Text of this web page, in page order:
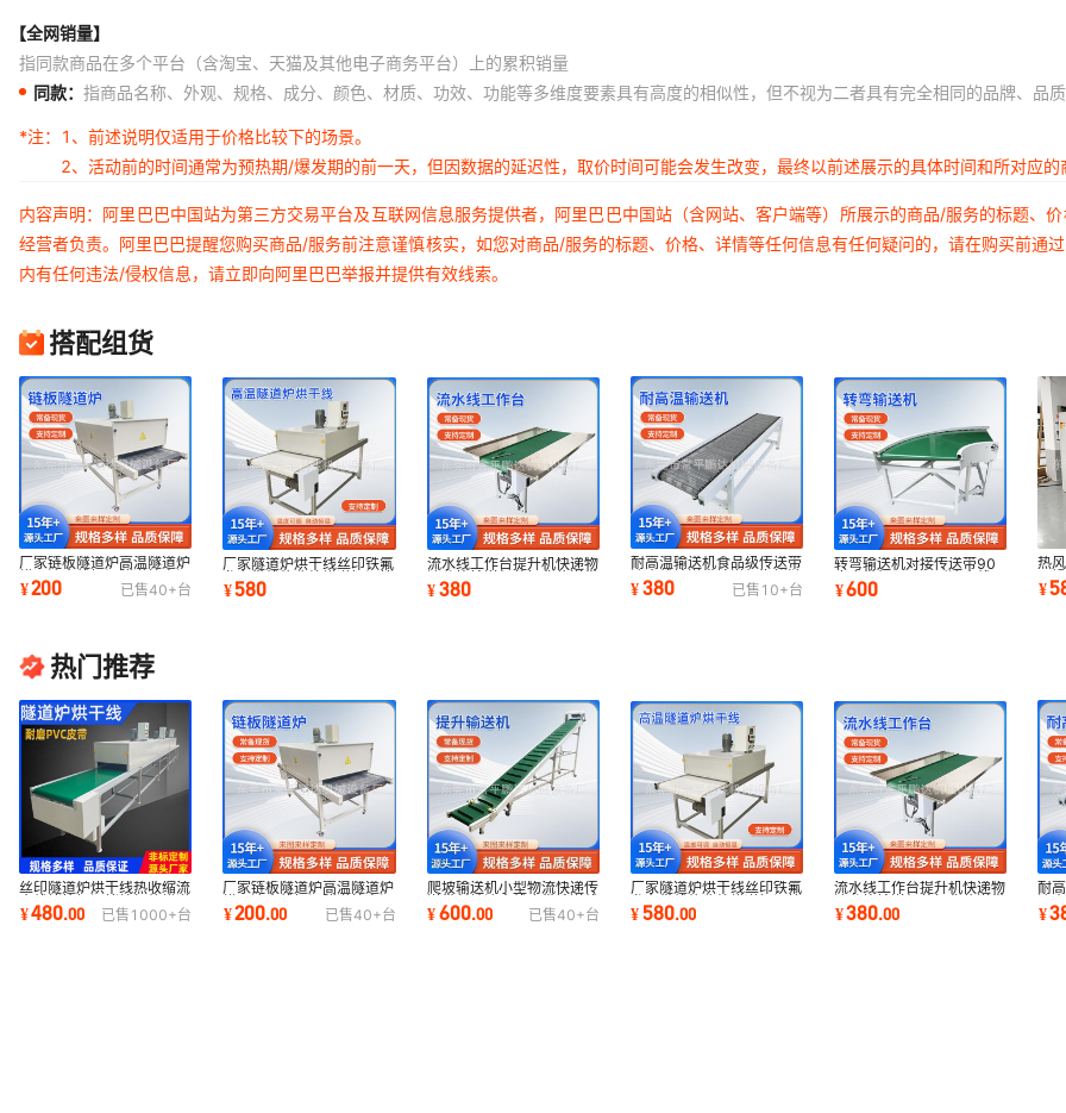
【全网销量】
指同款商品在多个平台（含淘宝、天猫及其他电子商务平台）上的累积销量
同款： 指商品名称、外观、规格、成分、颜色、材质、功效、功能等多维度要素具有高度的相似性，但不视为二者具有完全相同的品牌、品
*注：
1、前述说明仅适用于价格比较下的场景。
2、活动前的时间通常为预热期/爆发期的前一天，但因数据的延迟性，取价时间可能会发生改变，最终以前述展示的具体时间和所对应的
内容声明：阿里巴巴中国站为第三方交易平台及互联网信息服务提供者，阿里巴巴中国站（含网站、客户端等）所展示的商品/服务的标题、
经营者负责。阿里巴巴提醒您购买商品/服务前注意谨慎核实，如您对商品/服务的标题、价格、详情等任何信息有任何疑问的，请在购买前通
内有任何违法/侵权信息，请立即向阿里巴巴举报并提供有效线索。
搭配组货
厂家链板隧道炉高温隧道炉
烘干流水线恒温隧道炉高温
流水线烘烤炉
¥200 已售40+台
厂家隧道炉烘干线丝印铁氟
龙布带线热收缩烘道恒温烤
箱高效
¥580
流水线工作台提升机快递物
流分拣输送机装卸货传送带
pvc输送线
¥380
耐高温输送机食品级传送带
流水线输送带输送机海鲜链
板输送机变频
¥380 已售 10+台
转弯输送机对接传送带90
度皮带机180环形流水线U
型传输机提升机
¥600
热
干
热
¥
热门推荐
丝印隧道炉烘干线热收缩流
水线烤箱恒温烤炉加热烘道
皮带烘干线
¥480.00 已售 1000+台
厂家链板隧道炉高温隧道炉
烘干流水线恒温隧道炉高温
流水线烘烤炉
¥200.00 已售40+台
爬坡输送机小型物流快递传
送带斜坡流水线皮带输送线
上料提升机
¥600.00 已售40+台
厂家隧道炉烘干线丝印铁氟
龙布带线热收缩烘道恒温烤
箱高效
¥580.00
流水线工作台提升机快递物
流分拣输送机装卸货传送带
pvc输送线
¥380.00
耐
流
板
¥